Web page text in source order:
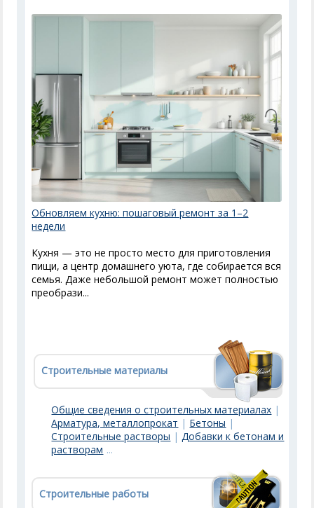
Обновляем кухню: пошаговый ремонт за 1–2
недели
Кухня — это не просто место для приготовления
пищи, а центр домашнего уюта, где собирается вся
семья. Даже небольшой ремонт может полностью
преобрази...
Строительные материалы
Общие сведения о строительных материалах |
Арматура, металлопрокат | Бетоны |
Строительные растворы |Добавки к бетонам и
растворам ...
Строительные работы